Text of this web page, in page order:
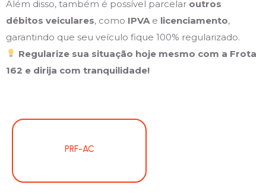
Além disso, também é possível parcelar outros
débitos veiculares, como IPVA e licenciamento,
garantindo que seu veículo fique 100% regularizado.
Regularize sua situação hoje mesmo com a Frota
162 e dirija com tranquilidade!
PRF-AC